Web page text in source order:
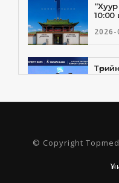
10:00
© Copyright